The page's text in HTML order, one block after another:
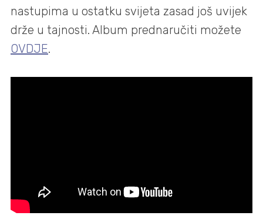
nastupima u ostatku svijeta zasad još uvijek
drže u tajnosti. Album prednaručiti možete
OVDJE.